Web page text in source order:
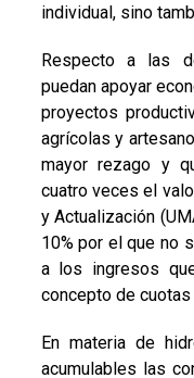
individual, sino
Respecto a las
puedan apoyar
proyectos
agrícolas y
mayor rezago y
cuatro veces el
y Actualización
10% por el que no
a los ingresos
concepto de
En materia de
acumulables las